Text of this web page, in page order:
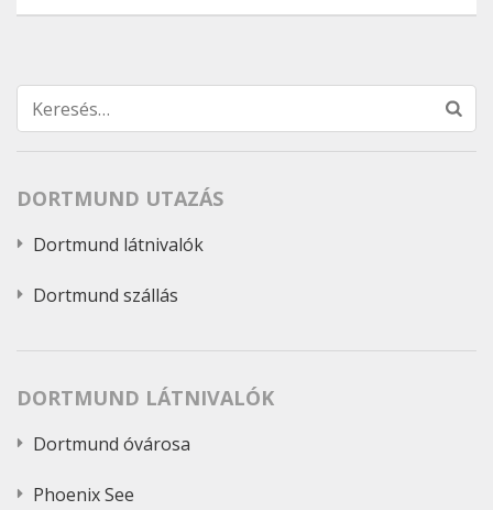
Keresés:
DORTMUND UTAZÁS
Dortmund látnivalók
Dortmund szállás
DORTMUND LÁTNIVALÓK
Dortmund óvárosa
Phoenix See